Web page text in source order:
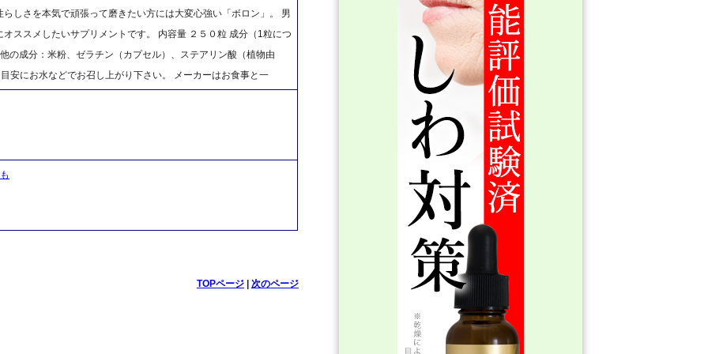
しさを本気で頑張って磨きたい方には大変心強い「ボロン」。 男
ススメしたいサプリメントです。 内容量 ２５０粒 成分（1粒につ
の成分：米粉、ゼラチン（カプセル）、ステアリン酸（植物由
安にお水などでお召し上がり下さい。 メーカーはお食事と一
TOPページ| 次のページ